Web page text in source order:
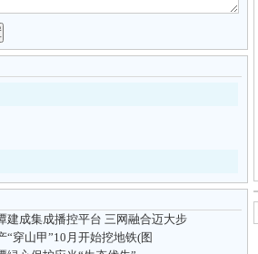
建成集成播控平台 三网融合迈大步
“穿山甲”10月开始挖地铁(图